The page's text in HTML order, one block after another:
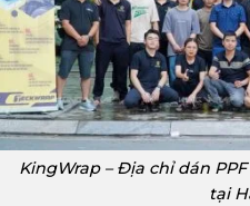
KingWrap – Địa chỉ dán
tại